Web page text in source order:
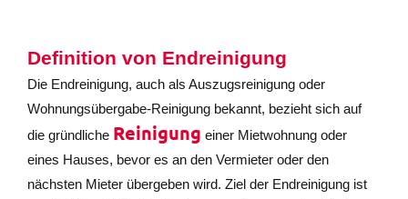
Definition von Endreinigung
Die Endreinigung, auch als Auszugsreinigung oder
Wohnungsübergabe-Reinigung bekannt, bezieht sich auf
die gründliche Reinigung einer Mietwohnung oder
eines Hauses, bevor es an den Vermieter oder den
nächsten Mieter übergeben wird. Ziel der Endreinigung ist